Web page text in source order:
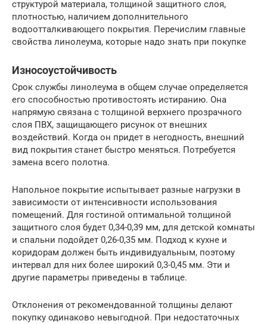
структурой материала, толщиной защитного слоя,
плотностью, наличием дополнительного
водоотталкивающего покрытия. Перечислим главные
свойства линолеума, которые надо знать при покупке
Износоустойчивость
Срок службы линолеума в общем случае определяется
его способностью противостоять истиранию. Она
напрямую связана с толщиной верхнего прозрачного
слоя ПВХ, защищающего рисунок от внешних
воздействий. Когда он придет в негодность, внешний
вид покрытия станет быстро меняться. Потребуется
замена всего полотна.
Напольное покрытие испытывает разные нагрузки в
зависимости от интенсивности использования
помещений. Для гостиной оптимальной толщиной
защитного слоя будет 0,34-0,39 мм, для детской комнаты
и спальни подойдет 0,26-0,35 мм. Подход к кухне и
коридорам должен быть индивидуальным, поэтому
интервал для них более широкий 0,3-0,45 мм. Эти и
другие параметры приведены в таблице.
Отклонения от рекомендованной толщины делают
покупку одинаково невыгодной. При недостаточных